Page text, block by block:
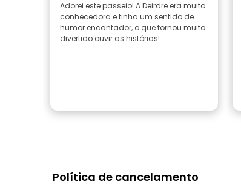
Adorei este passeio! A Deirdre era muito
conhecedora e tinha um sentido de
humor encantador, o que tornou muito
divertido ouvir as histórias!
Política de cancelamento